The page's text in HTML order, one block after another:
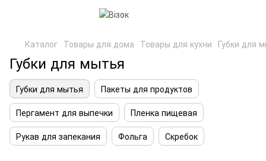
Каталог Товары для дома Товары для кухни Губки для
Губки для мытья
Губки для мытья
Пакеты для продуктов
Пергамент для выпечки
Пленка пищевая
Рукав для запекания
Фольга Скребок